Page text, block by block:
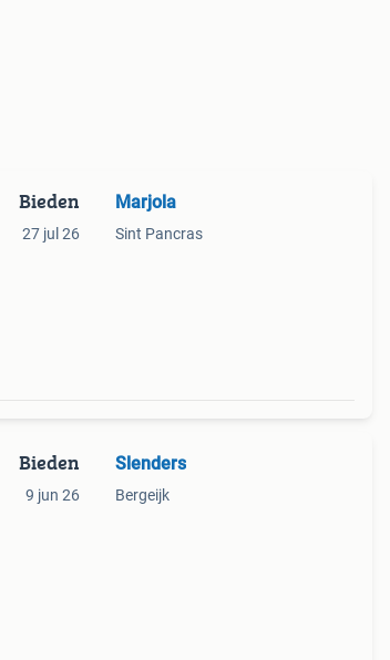
Bieden
27 jul 26
Marjola
Sint Pancras
Bieden
9 jun 26
Slenders
Bergeijk